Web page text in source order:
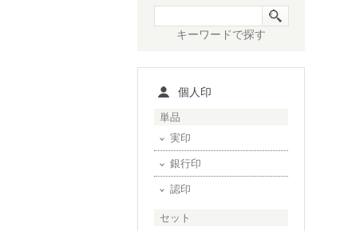
キーワードで探す
個人印
単品
実印
銀行印
認印
セット